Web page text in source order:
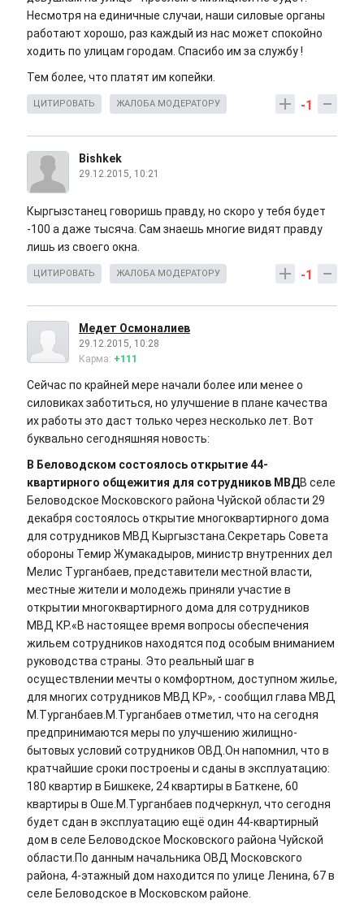
Несмотря на единичные случаи, наши силовые органы
работают хорошо, раз каждый из нас может спокойно
ходить по улицам городам. Спасибо им за службу !
Тем более, что платят им копейки.
-1
ЦИТИРОВАТЬ ЖАЛОБА МОДЕРАТОРУ
Bishkek
29.12.2015, 10:21
Кыргызстанец говоришь правду, но скоро у тебя будет
-100 а даже тысяча. Сам знаешь многие видят правду
лишь из своего окна.
-1
ЦИТИРОВАТЬ ЖАЛОБА МОДЕРАТОРУ
Медет Осмоналиев
29.12.2015, 10:28
Карма: +111
Сейчас по крайней мере начали более или менее о
силовиках заботиться, но улучшение в плане качества
их работы это даст только через несколько лет. Вот
буквально сегодняшняя новость:
В Беловодском состоялось открытие 44-
квартирного общежития для сотрудников МВДВ селе
Беловодское Московского района Чуйской области 29
декабря состоялось открытие многоквартирного дома
для сотрудников МВД Кыргызстана.Секретарь Совета
обороны Темир Жумакадыров, министр внутренних дел
Мелис Турганбаев, представители местной власти,
местные жители и молодежь приняли участие в
открытии многоквартирного дома для сотрудников
МВД КР.«В настоящее время вопросы обеспечения
жильем сотрудников находятся под особым вниманием
руководства страны. Это реальный шаг в
осуществлении мечты о комфортном, доступном жилье,
для многих сотрудников МВД КР», - сообщил глава МВД
М.Турганбаев.М.Турганбаев отметил, что на сегодня
предпринимаются меры по улучшению жилищно-
бытовых условий сотрудников ОВД.Он напомнил, что в
кратчайшие сроки построены и сданы в эксплуатацию:
180 квартир в Бишкеке, 24 квартиры в Баткене, 60
квартиры в Оше.М.Турганбаев подчеркнул, что сегодня
будет сдан в эксплуатацию ещё один 44-квартирный
дом в селе Беловодское Московского района Чуйской
области.По данным начальника ОВД Московского
района, 4-этажный дом находится по улице Ленина, 67 в
селе Беловодское в Московском районе.